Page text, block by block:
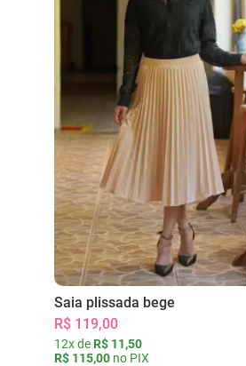
Saia plissada bege
R$ 119,00
12x de R$ 11,50
R$ 115,00 no PIX